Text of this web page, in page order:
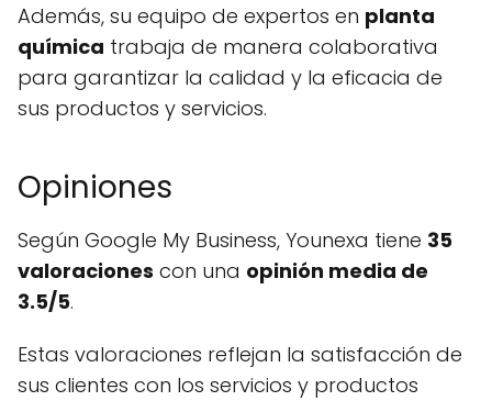
Además, su equipo de expertos en planta
química trabaja de manera colaborativa
para garantizar la calidad y la eficacia de
sus productos y servicios.
Opiniones
Según Google My Business, Younexa tiene 35
valoraciones con una opinión media de
3.5/5.
Estas valoraciones reflejan la satisfacción de
sus clientes con los servicios y productos